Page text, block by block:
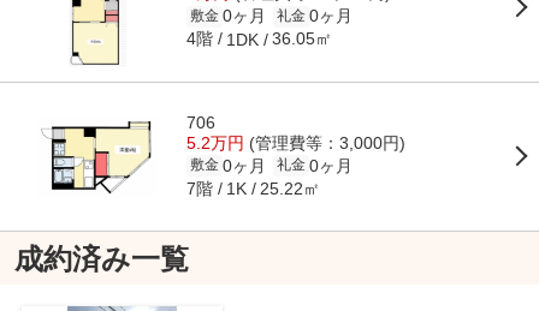
敷金 0ヶ月 礼金 0ヶ月
4階 1DK 36.05㎡
706
5.2万円 (管理費等：3,000円)
敷金 0ヶ月 礼金 0ヶ月
7階 1K 25.22㎡
成約済み一覧